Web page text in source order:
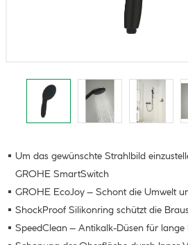
Um das gewünschte Strahlbild
GROHE SmartSwitch
GROHE EcoJoy – Schont die Umwelt
ShockProof Silikonring schützt die
SpeedClean – Antikalk-Düsen für lange